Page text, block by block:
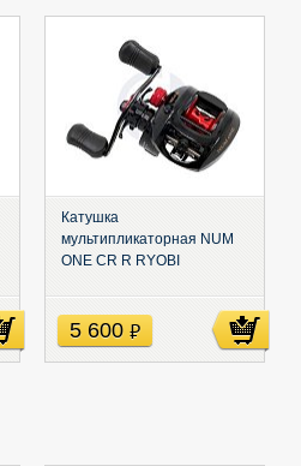
Катушка
мультипликаторная NUM
ONE CR R RYOBI
5 600 руб